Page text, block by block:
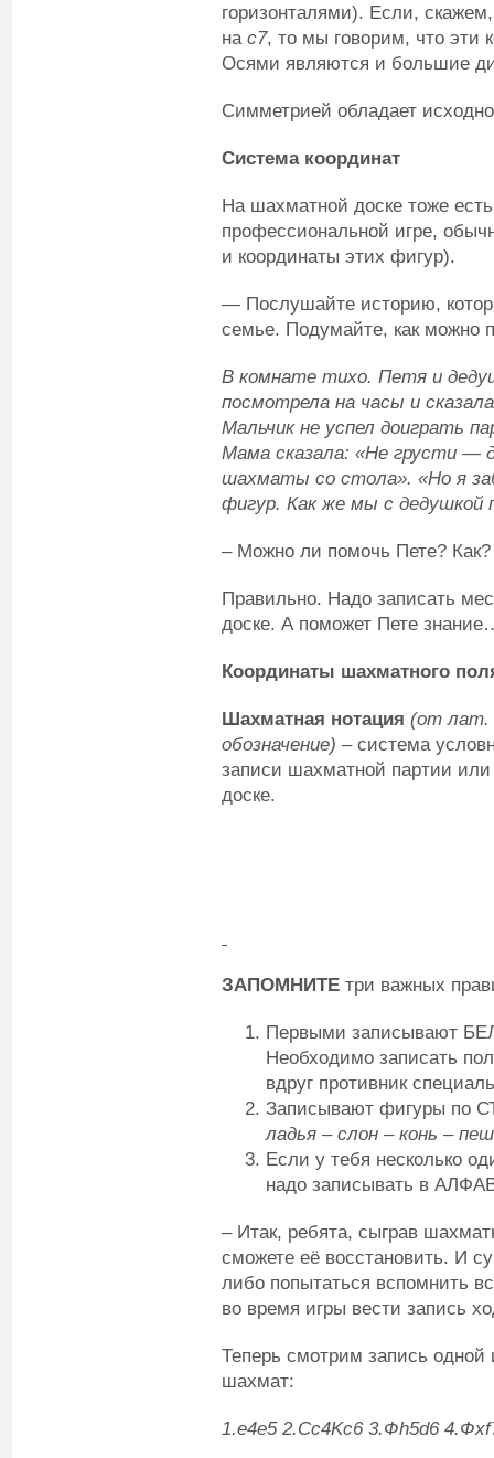
горизонталями). Если,
на с7, то мы говорим, что эти
Осями являются и большие
Симметрией обладает
Система координат
На шахматной доске тоже
профессиональной игре,
и координаты этих фигур).
— Послушайте историю,
семье. Подумайте, как можно
В комнате тихо. Петя и
посмотрела на часы и
Мальчик не успел доиграть
Мама сказала: «Не грусти —
шахматы со стола». «Но я
фигур. Как же мы с дедушкой
– Можно ли помочь Пете? Как?
Правильно. Надо записать
доске. А поможет Пете
Координаты шахматного
Шахматная нотация (от лат.
обозначение) – система
записи шахматной партии
доске.
ЗАПОМНИТЕ три важных
Первыми записывают
Необходимо записать
вдруг противник
Записывают фигуры по
ладья – слон – конь –
Если у тебя несколько
надо записывать в
– Итак, ребята, сыграв
сможете её восстановить. И
либо попытаться вспомнить
во время игры вести запись
Теперь смотрим запись одной
шахмат:
1.e4e5 2.Cc4Kc6 3.Фh5d6 4.Фxf